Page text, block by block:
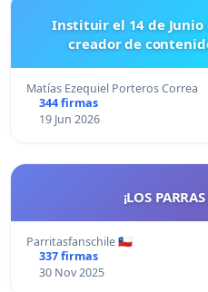
Instituir el 14 de Junio
creador de
Matías Ezequiel Porteros Correa
344 firmas
19 Jun 2026
¡LOS
Parritasfanschile 🇨🇱
337 firmas
30 Nov 2025